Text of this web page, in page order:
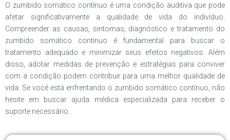
O zumbido somático contínuo é uma condição auditiva que pode
afetar significativamente a qualidade de vida do indivíduo.
Compreender as causas, sintomas, diagnóstico e tratamento do
zumbido somático contínuo é fundamental para buscar o
tratamento adequado e minimizar seus efeitos negativos. Além
disso, adotar medidas de prevenção e estratégias para conviver
com a condição podem contribuir para uma melhor qualidade de
vida. Se você está enfrentando o zumbido somático contínuo, não
hesite em buscar ajuda médica especializada para receber o
suporte necessário.